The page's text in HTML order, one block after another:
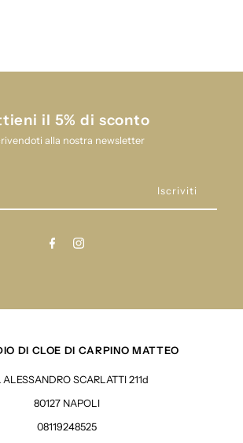
il 5% di sconto
alla nostra newsletter
DI CLOE DI CARPINO MATTEO
ALESSANDRO SCARLATTI 211d
80127 NAPOLI
08119248525